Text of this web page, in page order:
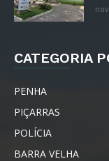
CATEGORIA
PENHA
PIÇARRAS
POLÍCIA
BARRA VELHA